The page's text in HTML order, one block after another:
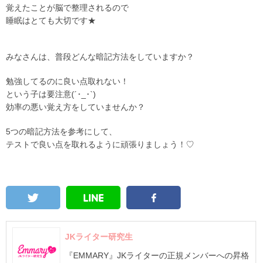
覚えたことが脳で整理されるので
睡眠はとても大切です★
みなさんは、普段どんな暗記方法をしていますか？
勉強してるのに良い点取れない！
という子は要注意(´･_･`)
効率の悪い覚え方をしていませんか？
5つの暗記方法を参考にして、
テストで良い点を取れるように頑張りましょう！♡
JKライター研究生
『EMMARY』JKライターの正規メンバーへの昇格